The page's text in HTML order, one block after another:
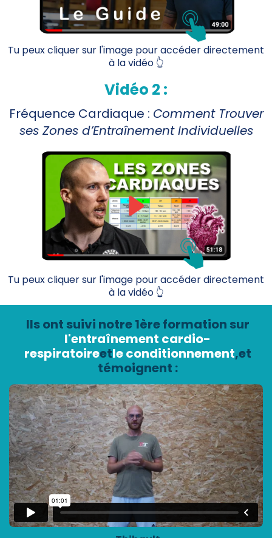
Tu peux cliquer sur l'image pour accéder directement
à la vidéo 👆
Vidéo 2 :
Fréquence Cardiaque : Comment Trouver
ses Zones d’Entraînement Individuelles
Tu peux cliquer sur l'image pour accéder directement
à la vidéo 👆
Ils ont suivi notre 1ère formation sur
l'entraînement cardio-
respiratoireetle conditionnement,et
témoignent :